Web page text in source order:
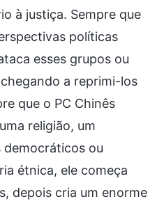
à justiça. Sempre que
políticas
esses grupos ou
a reprimi-los
que o PC Chinês
religião, um
ou
étnica, ele começa
depois cria um enorme